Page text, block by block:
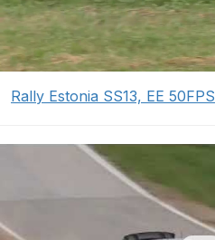
Rally Estonia SS13, EE 50FPS